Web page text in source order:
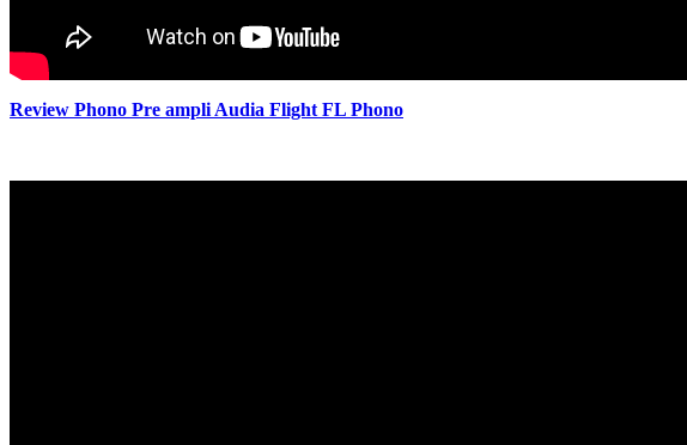
Review Phono Pre ampli Audia Flight FL Phono